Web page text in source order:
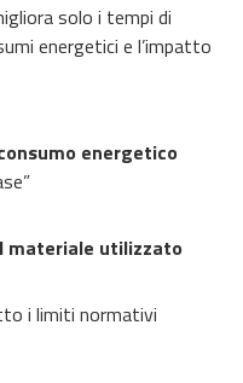
solo i tempi di
energetici e l’impatto
energetico
materiale utilizzato
i limiti normativi